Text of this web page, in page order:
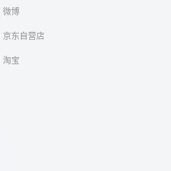
微博
京东自营店
淘宝